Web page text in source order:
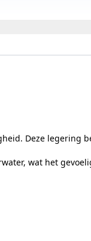
Deze legering
wat het